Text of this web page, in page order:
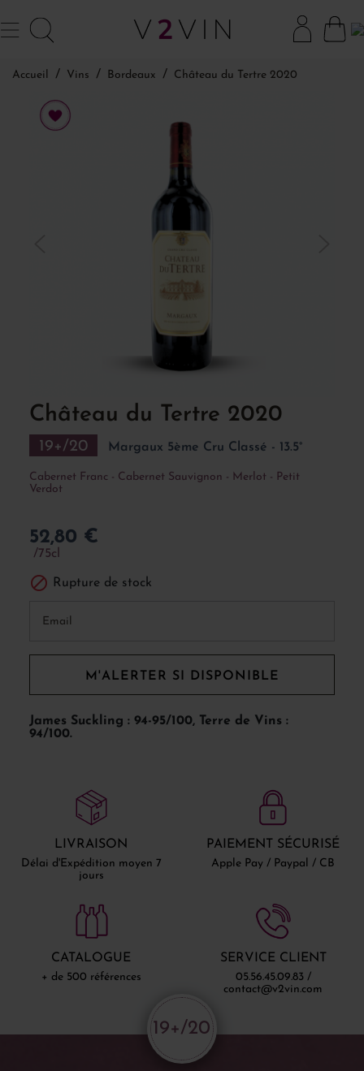
Accueil Vins Bordeaux Château du Tertre 2020
Château du Tertre 2020
19+/20 Margaux 5ème Cru Classé - 13.5°
Cabernet Franc - Cabernet Sauvignon - Merlot - Petit
Verdot
52,80 €
75cl
 Rupture de stock
M'ALERTER SI DISPONIBLE
James Suckling : 94-95/100, Terre de Vins :
94/100.
LIVRAISON
Délai d'Expédition moyen 7
jours
PAIEMENT SÉCURISÉ
Apple Pay / Paypal / CB
CATALOGUE
+ de 500 références
SERVICE CLIENT
05.56.45.09.83 /
contact@v2vin.com
19+/20